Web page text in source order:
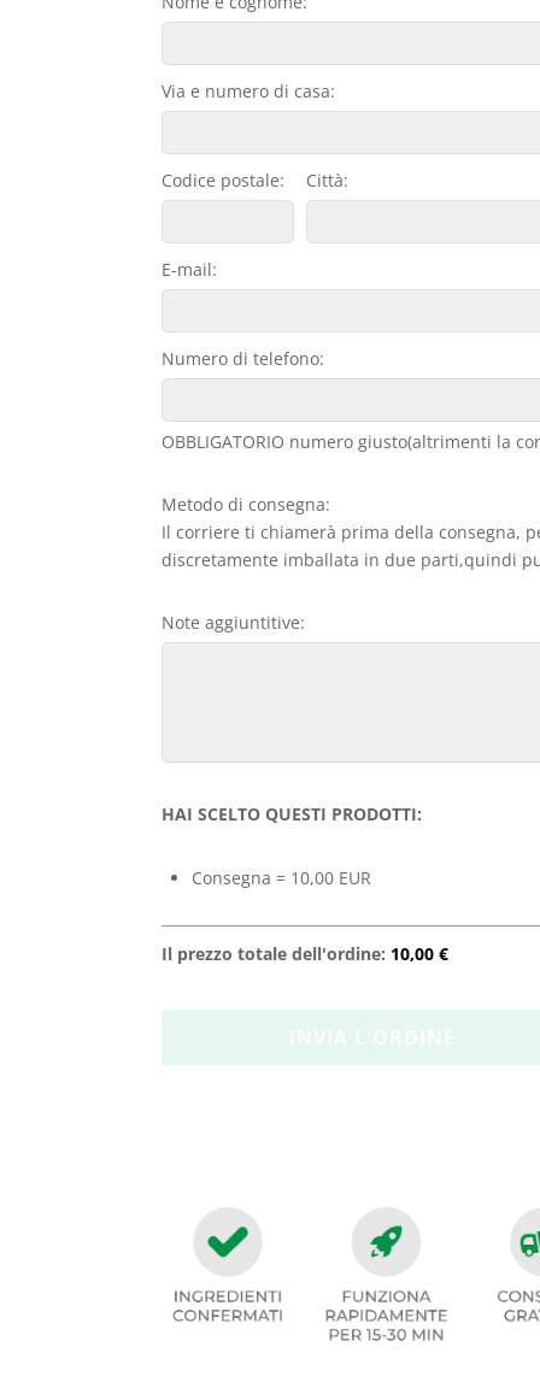
Via e numero di casa:
Codice postale: Città:
E-mail:
Numero di telefono:
OBBLIGATORIO numero giusto(altrimenti la
Metodo di consegna:
Il corriere ti chiamerà prima della consegna,
discretamente imballata in due parti,quindi
Note aggiuntitive:
HAI SCELTO QUESTI PRODOTTI:
Consegna = 10,00 EUR
Il prezzo totale dell'ordine: 10,00 €